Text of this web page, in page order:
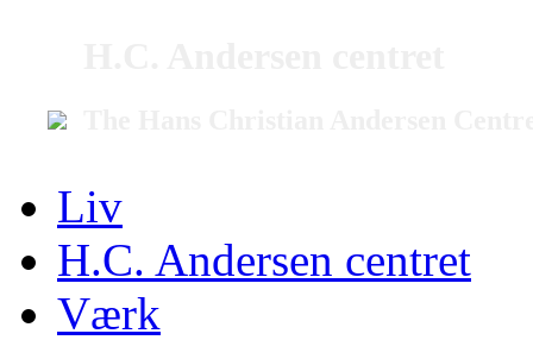
Liv
H.C. Andersen centret
Værk